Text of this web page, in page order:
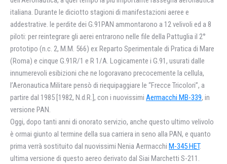
italiana. Durante le diciotto stagioni di manifestazioni aeree e
addestrative. le perdite dei G.91PAN ammontarono a 12 velivoli ed a 8
piloti: per reintegrare gli aerei entrarono nelle file della Pattuglia il 2°
prototipo (n.c. 2, M.M. 566) ex Reparto Sperimentale di Pratica di Mare
(Roma) e cinque G.91R/1 e R 1/A. Logicamente i G.91, usurati dalle
innumerevoli esibizioni che ne logoravano precocemente la cellula,
l’Aeronautica Militare pensò di riequipaggiare le “Frecce Tricolori”, a
partire dal 1985 [1982, N.d.R.], con i nuovissimi Aermacchi MB-339, in
versione PAN.
Oggi, dopo tanti anni di onorato servizio, anche questo ultimo velivolo
è ormai giunto al termine della sua carriera in seno alla PAN, e quanto
prima verrà sostituito dal nuovissimi Nenia Aerrnacchi M-345 HET.
ultima versione di questo aereo derivato dal Siai Marchetti S-211.